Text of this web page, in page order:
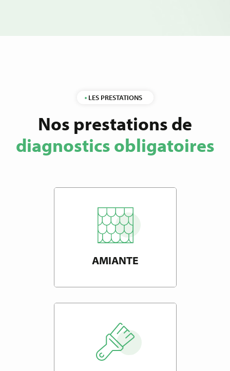
LES PRESTATIONS
Nos prestations de
diagnostics obligatoires
AMIANTE